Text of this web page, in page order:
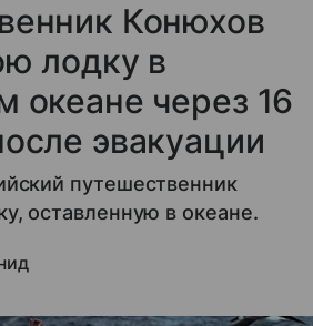
Конюхов
лодку в
океане через 16
эвакуации
путешественник
оставленную в океане.